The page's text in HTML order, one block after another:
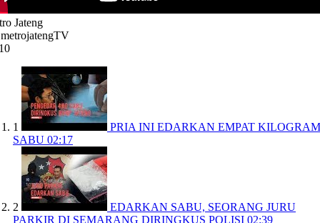
Jateng
1
PRIA INI EDARKAN EMPAT KILOGRAM
SABU 02:17
2
EDARKAN SABU, SEORANG JURU
PARKIR DI SEMARANG DIRINGKUS POLISI 02:39